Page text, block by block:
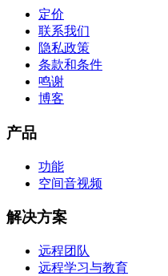
定价
联系我们
隐私政策
条款和条件
鸣谢
博客
产品
功能
空间音视频
解决方案
远程团队
远程学习与教育